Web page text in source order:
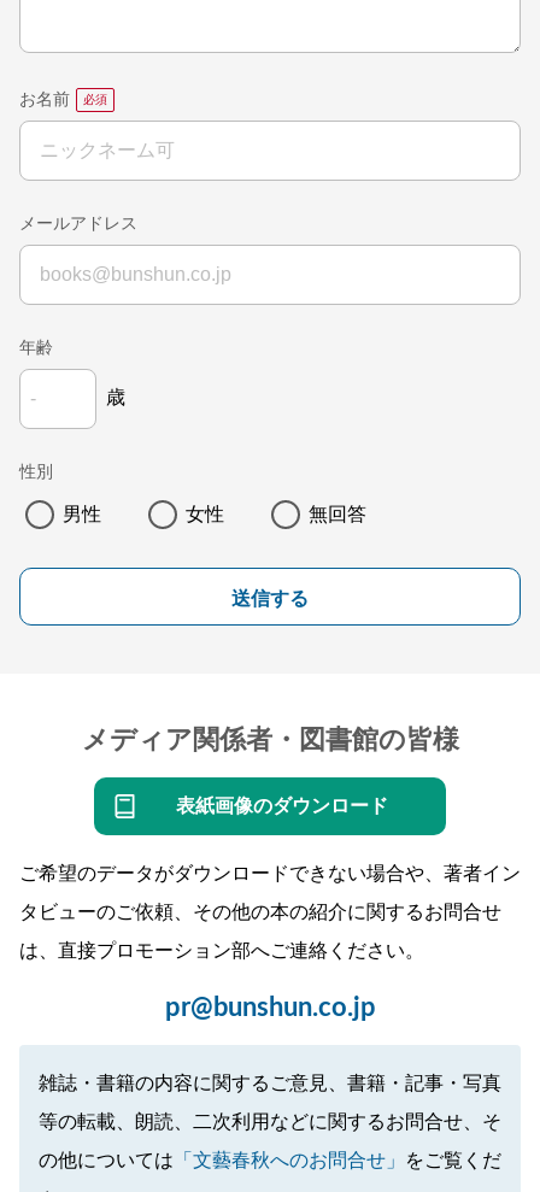
お名前
メールアドレス
年齢
歳
性別
男性 女性 無回答
送信する
メディア関係者・図書館の皆様
表紙画像のダウンロード
ご希望のデータがダウンロードできない場合や、著者イン
タビューのご依頼、その他の本の紹介に関するお問合せ
は、直接プロモーション部へご連絡ください。
pr@bunshun.co.jp
雑誌・書籍の内容に関するご意見、書籍・記事・写真
等の転載、朗読、二次利用などに関するお問合せ、そ
の他については 「文藝春秋へのお問合せ」
をご覧くだ